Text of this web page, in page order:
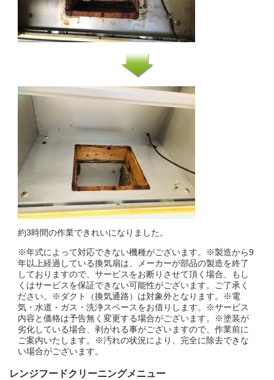
約3時間の作業できれいになりました。
※年式によって対応できない機種がございます。※製造から9
年以上経過している換気扇は、メーカーが部品の製造を終了
しておりますので、サービスをお断りさせて頂く場合、もし
くはサービスを保証できない可能性がございます。ご了承く
ださい。※ダクト（換気通路）は対象外となります。※電
気・水道・ガス・洗浄スペースをお借りします。※サービス
内容と価格は予告無く変更する場合がございます。※塗装が
劣化している場合、剥がれる事がございますので、作業前に
ご案内いたします。※汚れの状況により、完全に除去できな
い場合がございます。
レンジフードクリーニングメニュー